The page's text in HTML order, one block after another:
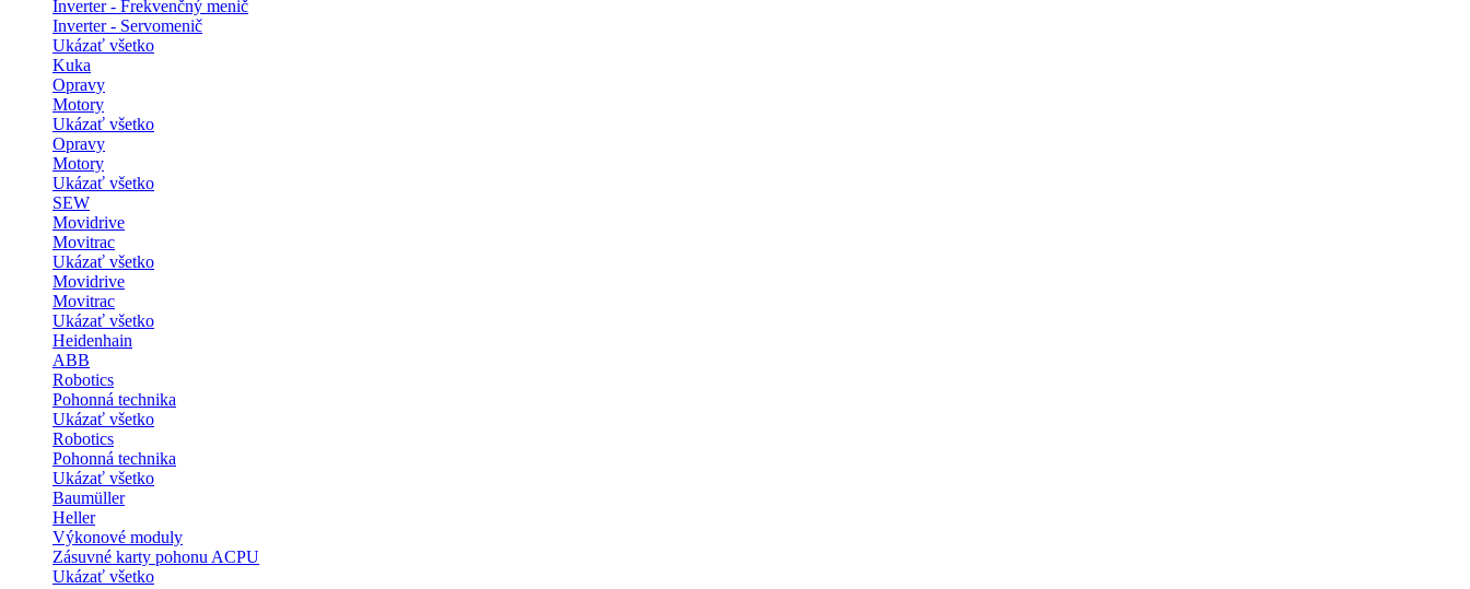
Inverter - Frekvenčný menič
Inverter - Servomenič
Ukázať všetko
Kuka
Opravy
Motory
Ukázať všetko
Opravy
Motory
Ukázať všetko
SEW
Movidrive
Movitrac
Ukázať všetko
Movidrive
Movitrac
Ukázať všetko
Heidenhain
ABB
Robotics
Pohonná technika
Ukázať všetko
Robotics
Pohonná technika
Ukázať všetko
Baumüller
Heller
Výkonové moduly
Zásuvné karty pohonu ACPU
Ukázať všetko